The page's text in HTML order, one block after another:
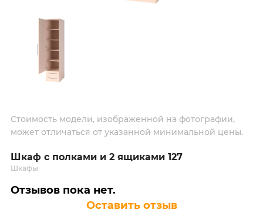
Стоимость модели, изображенной на фотографии,
может отличаться от указанной минимальной цены.
Шкаф с полками и 2 ящиками 127
Шкафы
Отзывов пока нет.
Оставить отзыв